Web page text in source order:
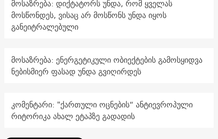
მოსაზრება: დიქტატორს უნდა, რომ ყველას
მოსწონდეს, ვისაც არ მოსწონს უნდა იყოს
განეიტრალებული
მოსაზრება: ენერგეტიკული ობიექტების გამოსყიდვა
ნებისმიერ ფასად უნდა გვიღირდეს
კომენტარი: "ქართული ოცნების“ ანტიევროპული
რიტორიკა ახალ ეტაპზე გადადის